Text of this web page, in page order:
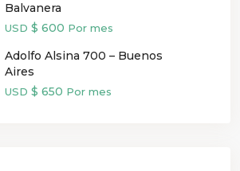
Balvanera
USD $ 600 Por mes
Adolfo Alsina 700 – Buenos
Aires
USD $ 650 Por mes